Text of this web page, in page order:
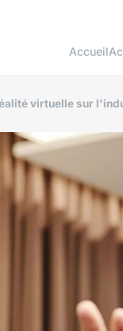
Accueil
virtuelle sur